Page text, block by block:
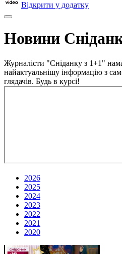
Відкрити у додатку
Новини
Журналісти "Сніданку з 1+1"
найактуальнішу інформацію з
глядачів. Будь в курсі!
2026
2025
2024
2023
2022
2021
2020